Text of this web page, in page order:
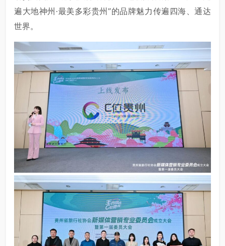
遍大地神州·最美多彩贵州”的品牌魅力传遍四海、通达
世界。